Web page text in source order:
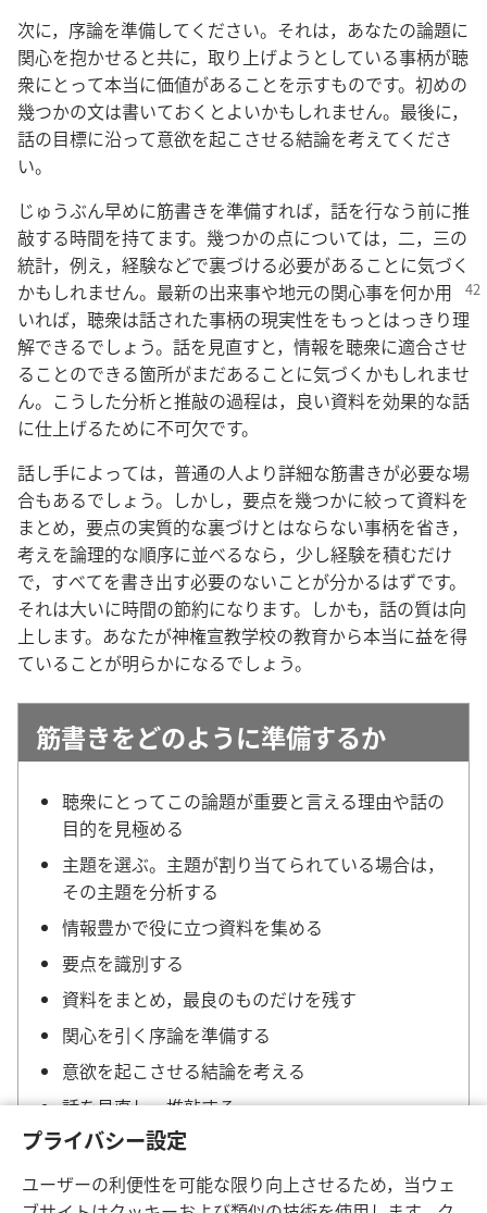
プライバシー設定
ユーザーの利便性を可能な限り向上させるため，当ウェ
次に，序論を準備してください。それは，あなたの論題に
関心を抱かせると共に，取り上げようとしている事柄が聴
衆にとって本当に価値があることを示すものです。初めの
幾つかの文は書いておくとよいかもしれません。最後に，
話の目標に沿って意欲を起こさせる結論を考えてくださ
い。
じゅうぶん早めに筋書きを準備すれば，話を行なう前に推
敲する時間を持てます。幾つかの点については，二，三の
統計，例え，経験などで裏づける必要があることに気づく
かもしれません。最新の出来事や地元の関心事を何か用
いれば，聴衆は話された事柄の現実性をもっとはっきり理
解できるでしょう。話を見直すと，情報を聴衆に適合させ
ることのできる箇所がまだあることに気づくかもしれませ
ん。こうした分析と推敲の過程は，良い資料を効果的な話
に仕上げるために不可欠です。
話し手によっては，普通の人より詳細な筋書きが必要な場
合もあるでしょう。しかし，要点を幾つかに絞って資料を
まとめ，要点の実質的な裏づけとはならない事柄を省き，
考えを論理的な順序に並べるなら，少し経験を積むだけ
で，すべてを書き出す必要のないことが分かるはずです。
それは大いに時間の節約になります。しかも，話の質は向
上します。あなたが神権宣教学校の教育から本当に益を得
ていることが明らかになるでしょう。
筋書きをどのように準備するか
聴衆にとってこの論題が重要と言える理由や話の
目的を見極める
主題を選ぶ。主題が割り当てられている場合は，
その主題を分析する
情報豊かで役に立つ資料を集める
要点を識別する
資料をまとめ，最良のものだけを残す
関心を引く序論を準備する
意欲を起こさせる結論を考える
話を見直し，推敲する